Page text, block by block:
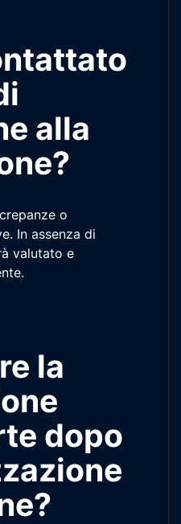
alla
o
In assenza di
valutato e
la
dopo